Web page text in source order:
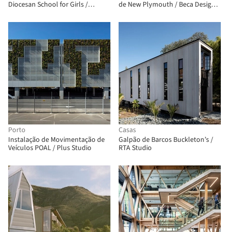
Diocesan School for Girls /
de New Plymouth / Beca Design
Porto
Instalação de Movimentação de
Veículos POAL / Plus Studio
Casas
Galpão de Barcos Buckleton’s /
RTA Studio